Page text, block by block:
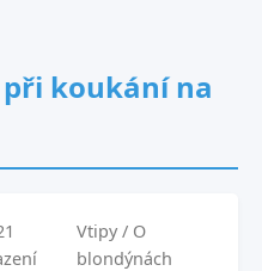
koukání na
Vtipy / O
blondýnách